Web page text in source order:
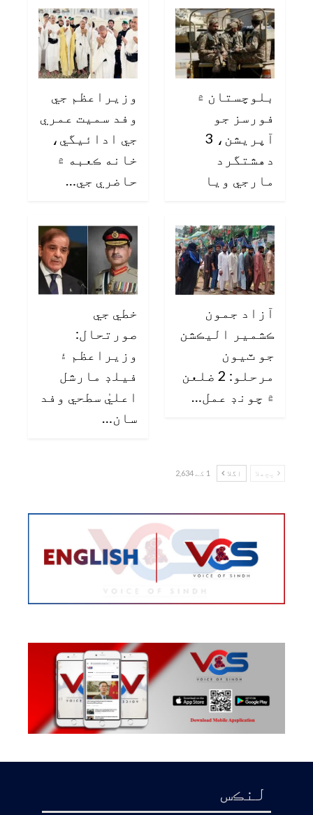
بلوچستان ۾
فورسز جو
آپريشن، 3
دهشتگرد
مارجي ويا
وزيراعظم جي
وفد سميت عمري
جي ادائيگي،
خانه ڪعبه ۾
حاضري جي…
آزاد جمون
ڪشمير اليڪشن
جو ٽيون
مرحلو: 2 ضلعن
۾ چونڊ عمل…
خطي جي
صورتحال:
وزيراعظم ۽
فيلڊ مارشل
اعليٰ سطحي وفد
سان…
پچھلا اگلا 1 کے 2,634
لنڪس